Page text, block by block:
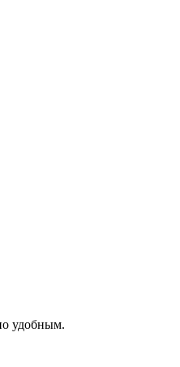
удобным.